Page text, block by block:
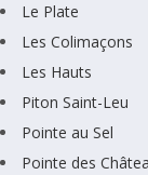
Le Plate
Les Colimaçons
Les Hauts
Piton Saint-Leu
Pointe au Sel
Pointe des